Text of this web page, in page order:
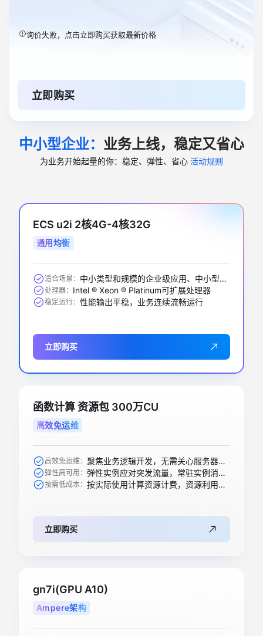
询价失败，点击立即购买获取最新价格
立即购买
中小型企业： 业务上线，稳定又省心
为业务开始起量的你：稳定、弹性、省心 活动规则
ECS u2i 2核4G-4核32G
通用均衡
适合场景： 中小类型和规模的企业级应用、中小型数据库系统、缓存、搜索集群
处理器： Intel ® Xeon ® Platinum可扩展处理器
稳定运行： 性能输出平稳，业务连续流畅运行
立即购买
函数计算 资源包 300万CU
高效免运维
高效免运维： 聚焦业务逻辑开发，无需关心服务器购买等运维操作
弹性高可用： 弹性实例应对突发流量，常驻实例消除冷启动
按需低成本： 按实际使用计算资源计费，资源利用率高
立即购买
gn7i(GPU A10)
Ampere架构